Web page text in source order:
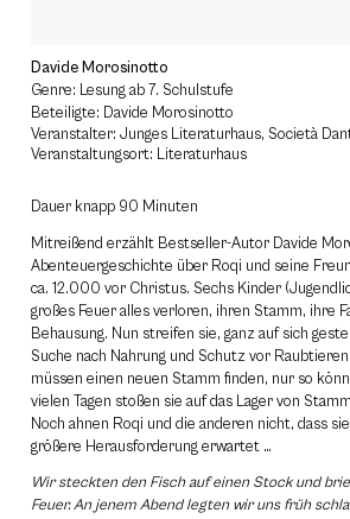
Davide Morosinotto
Genre: Lesung ab 7. Schulstufe
Beteiligte: Davide Morosinotto
Veranstalter: Junges Literaturhaus, Società
Veranstaltungsort: Literaturhaus
Dauer knapp 90 Minuten
Mitreißend erzählt Bestseller-Autor Davide
Abenteuergeschichte über Roqi und seine
ca. 12.000 vor Christus. Sechs Kinder
großes Feuer alles verloren, ihren Stamm, ihre
Behausung. Nun streifen sie, ganz auf sich
Suche nach Nahrung und Schutz vor
müssen einen neuen Stamm finden, nur so
vielen Tagen stoßen sie auf das Lager von
Noch ahnen Roqi und die anderen nicht, dass
größere Herausforderung erwartet …
Wir steckten den Fisch auf einen Stock und
Feuer. An jenem Abend legten wir uns früh